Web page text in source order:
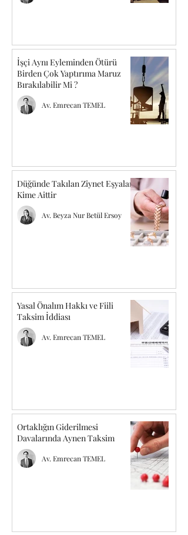
İşçi Aynı Eyleminden Ötürü
Birden Çok Yaptırıma Maruz
Bırakılabilir Mi ?
Av. Emrecan TEMEL
Düğünde Takılan Ziynet Eşyaları
Kime Aittir
Av. Beyza Nur Betül Ersoy
Yasal Önalım Hakkı ve Fiili
Taksim İddiası
Av. Emrecan TEMEL
Ortaklığın Giderilmesi
Davalarında Aynen Taksim
Av. Emrecan TEMEL